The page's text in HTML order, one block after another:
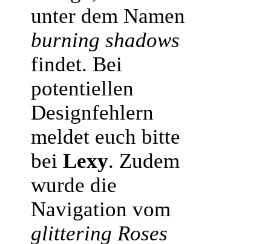
unter dem Namen
burning shadows
findet. Bei
potentiellen
Designfehlern
meldet euch bitte
bei Lexy. Zudem
wurde die
Navigation vom
glittering Roses